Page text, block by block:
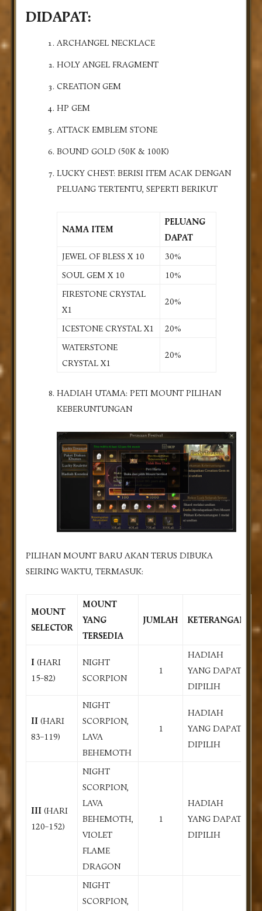
DIDAPAT:
ARCHANGEL NECKLACE
HOLY ANGEL FRAGMENT
CREATION GEM
HP GEM
ATTACK EMBLEM STONE
BOUND GOLD (50K & 100K)
LUCKY CHEST: BERISI ITEM ACAK DENGAN
PELUANG TERTENTU, SEPERTI BERIKUT
NAMA ITEM
PELUANG
DAPAT
JEWEL OF BLESS X 10
30%
SOUL GEM X 10
10%
FIRESTONE CRYSTAL
X1
20%
ICESTONE CRYSTAL X1
20%
WATERSTONE
CRYSTAL X1
20%
HADIAH UTAMA: PETI MOUNT PILIHAN
KEBERUNTUNGAN
PILIHAN MOUNT BARU AKAN TERUS DIBUKA
SEIRING WAKTU, TERMASUK:
MOUNT
SELECTOR
MOUNT
YANG
TERSEDIA
JUMLAH KETERANGAN
I (HARI
15–82)
NIGHT
SCORPION
1
HADIAH
YANG DAPAT
DIPILIH
II (HARI
83–119)
NIGHT
SCORPION,
LAVA
BEHEMOTH
1
HADIAH
YANG DAPAT
DIPILIH
III (HARI
120–152)
NIGHT
SCORPION,
LAVA
BEHEMOTH,
VIOLET
FLAME
DRAGON
1
HADIAH
YANG DAPAT
DIPILIH
NIGHT
SCORPION,